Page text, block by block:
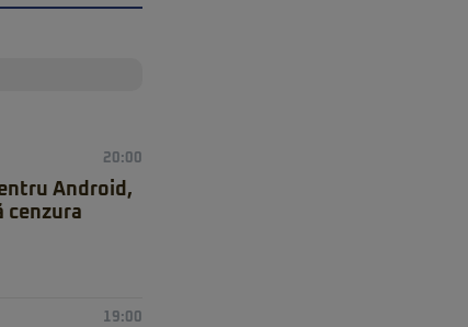
20:00
Android,
cenzura
19:00